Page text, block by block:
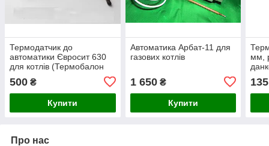
Термодатчик до
автоматики Євросит 630
для котлів (Термобалон
500 ₴
Купити
Автоматика Арбат-11 для
газових котлів
1 650₴
Купити
мм,
135
Про нас